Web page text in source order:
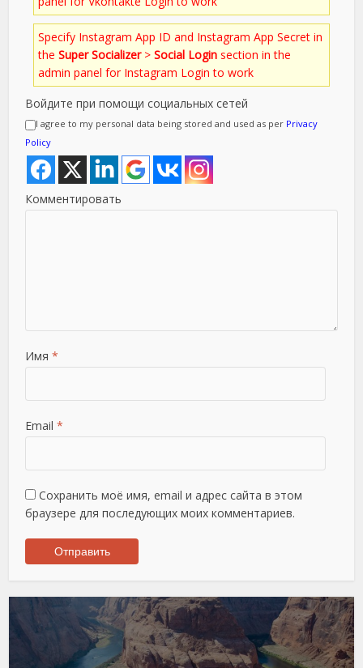
Specify Instagram App ID and Instagram App Secret in
theSuper Socializer>Social Login section in the
admin panel for Instagram Login to work
Войдите при помощи социальных сетей
I agree to my personal data being stored and used as per Privacy
Policy
Комментировать
Имя *
Email *
Сохранить моё имя, email и адрес сайта в этом
браузере для последующих моих комментариев.